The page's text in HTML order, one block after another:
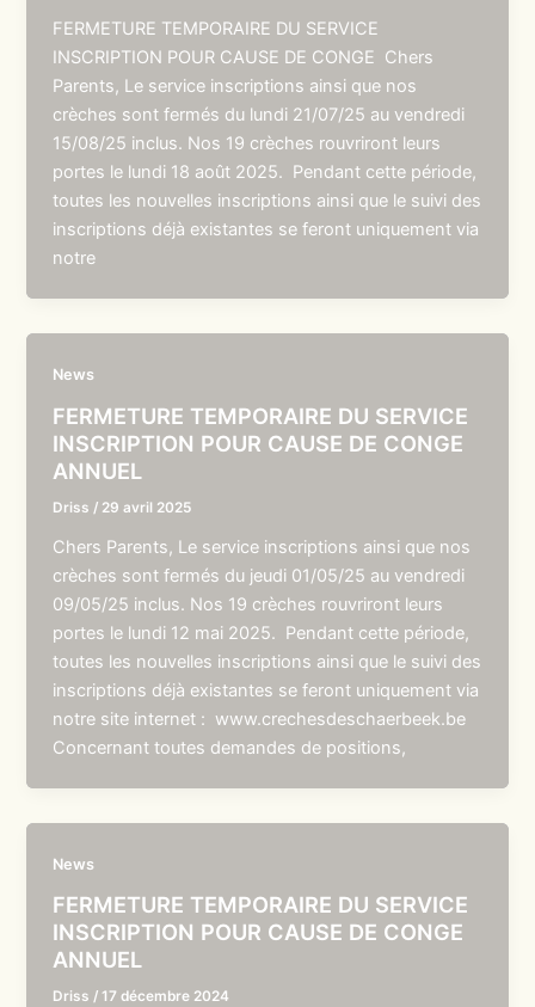
FERMETURE TEMPORAIRE DU SERVICE
INSCRIPTION POUR CAUSE DE CONGE Chers
Parents, Le service inscriptions ainsi que nos
crèches sont fermés du lundi 21/07/25 au vendredi
15/08/25 inclus. Nos 19 crèches rouvriront leurs
portes le lundi 18 août 2025. Pendant cette période,
toutes les nouvelles inscriptions ainsi que le suivi des
inscriptions déjà existantes se feront uniquement via
notre
News
FERMETURE TEMPORAIRE DU SERVICE
INSCRIPTION POUR CAUSE DE CONGE
ANNUEL
Driss / 29 avril 2025
Chers Parents, Le service inscriptions ainsi que nos
crèches sont fermés du jeudi 01/05/25 au vendredi
09/05/25 inclus. Nos 19 crèches rouvriront leurs
portes le lundi 12 mai 2025. Pendant cette période,
toutes les nouvelles inscriptions ainsi que le suivi des
inscriptions déjà existantes se feront uniquement via
notre site internet : www.crechesdeschaerbeek.be
Concernant toutes demandes de positions,
News
FERMETURE TEMPORAIRE DU SERVICE
INSCRIPTION POUR CAUSE DE CONGE
ANNUEL
Driss /17 décembre 2024